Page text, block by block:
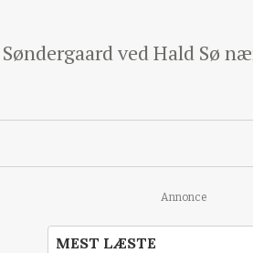
ved Hald Sø
Annonce
MEST LÆSTE